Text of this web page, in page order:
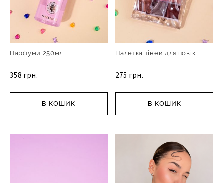
Парфуми 250мл
358 грн.
В КОШИК
Палетка тіней для повік
275 грн.
В КОШИК